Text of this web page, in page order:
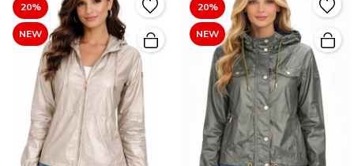
20%
NEW
20%
NEW